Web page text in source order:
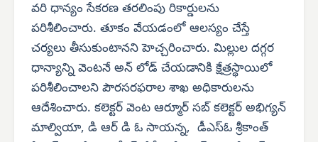
వరి ధాన్యం సేకరణ తరలింపు రికార్డులను
పరిశీలించారు. తూకం వేయడంలో ఆలస్యం చేస్తే
చర్యలు తీసుకుంటానని హెచ్చరించారు. మిల్లుల దగ్గర
ధాన్యాన్ని వెంటనే అన్ లోడ్ చేయడానికి క్షేత్రస్థాయిలో
పరిశీలించాలని పౌరసరఫరాల శాఖ అధికారులను
ఆదేశించారు. కలెక్టర్ వెంట ఆర్మూర్ సబ్ కలెక్టర్ అభిగ్యన్
మాల్వియా, డి ఆర్ డి ఓ సాయన్న, డీఎస్‌ఓ శ్రీకాంత్